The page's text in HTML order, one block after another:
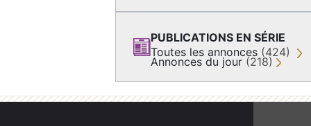
PUBLICATIONS EN SÉRIE
Toutes les annonces (424)
Annonces du jour (218)